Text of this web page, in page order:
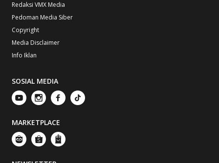
Redaksi VMX Media
Pedoman Media Siber
Copyright
Media Disclaimer
Info Iklan
SOSIAL MEDIA
MARKETPLACE